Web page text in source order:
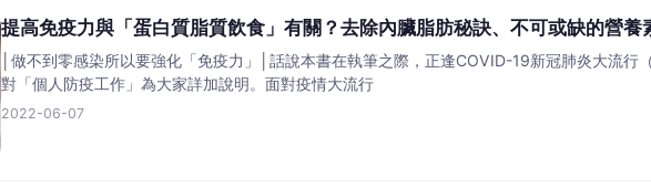
提高免疫力與「蛋白質脂質飲食」有關？去除內臟脂肪秘訣、不可或缺的營養
│做不到零感染所以要強化「免疫力」│話說本書在執筆之際，正逢COVID-19新冠肺炎大流
對「個人防疫工作」為大家詳加說明。面對疫情大流行
2022-06-07